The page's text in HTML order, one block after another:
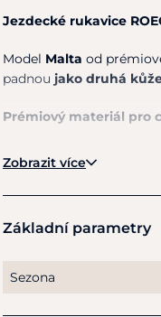
Jezdecké rukavice
Model Malta od
padnou jako druhá
Prémiový materiál pro
Rukavice jsou vyrobeny
Tento materiál je:
pružný a ohebný
Zobrazit více
Základní parametry
Sezona